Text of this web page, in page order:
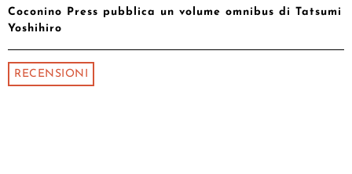
Coconino Press pubblica un volume omnibus di Tatsumi
Yoshihiro
RECENSIONI